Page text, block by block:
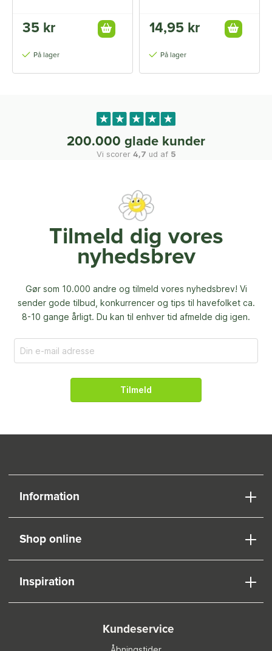
35 kr
På lager
14,95 kr
På lager
200.000 glade kunder
Vi scorer 4,7 ud af 5
Tilmeld dig vores
nyhedsbrev
Gør som 10.000 andre og tilmeld vores nyhedsbrev! Vi
sender gode tilbud, konkurrencer og tips til havefolket ca.
8-10 gange årligt. Du kan til enhver tid afmelde dig igen.
Tilmeld
Information
Shop online
Inspiration
Kundeservice